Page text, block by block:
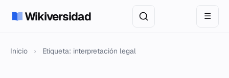
Wikiversidad ☰
Inicio › Etiqueta: interpretación legal